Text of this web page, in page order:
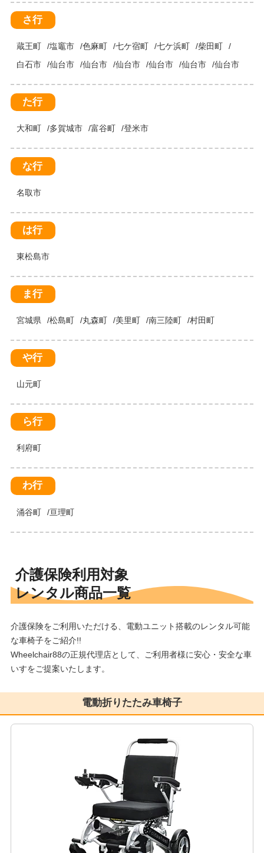
さ行
蔵王町 塩竈市 色麻町 七ケ宿町 七ケ浜町
柴田町
白石市
仙台市 仙台市 仙台市 仙台市 仙台市 仙台市
た行
大和町 多賀城市 富谷町 登米市
な行
名取市
は行
東松島市
ま行
宮城県 松島町 丸森町 美里町 南三陸町 村田町
や行
山元町
ら行
利府町
わ行
涌谷町 亘理町
介護保険利用対象
レンタル商品一覧
介護保険をご利用いただける、電動ユニット搭載のレンタル可能
な車椅子をご紹介!!
Wheelchair88の正規代理店として、ご利用者様に安心・安全な車
いすをご提案いたします。
電動折りたたみ車椅子